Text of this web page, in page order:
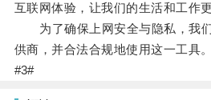
互联网体验，让我们的生活和工作
为了确保上网安全与隐私，我们
供商，并合法合规地使用这一工具。
#3#